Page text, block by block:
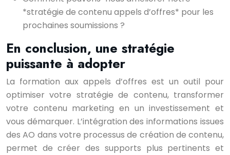
*stratégie de contenu appels d’offres* pour les
prochaines soumissions ?
En conclusion, une stratégie
puissante à adopter
La formation aux appels d’offres est un outil pour
optimiser votre stratégie de contenu, transformer
votre contenu marketing en un investissement et
vous démarquer. L’intégration des informations issues
des AO dans votre processus de création de contenu,
permet de créer des supports plus pertinents et